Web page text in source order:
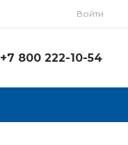
Войти
+7 800 222-10-54